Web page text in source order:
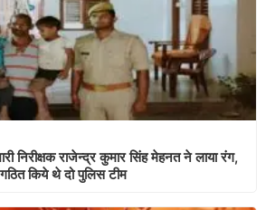
निरीक्षक राजेन्द्र कुमार सिंह मेहनत ने लाया रंग,
किये थे दो पुलिस टीम